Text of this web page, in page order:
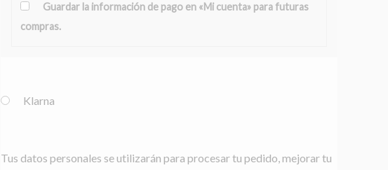
Guardar la información de pago en «Mi cuenta» para futuras
compras.
Klarna
Tus datos personales se utilizarán para procesar tu pedido, mejorar tu